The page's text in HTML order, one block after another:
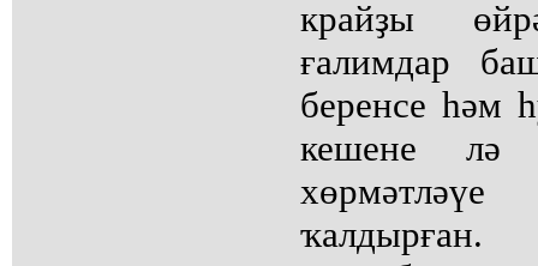
крайҙы
ғалимдар
беренсе һәм
кешене лә